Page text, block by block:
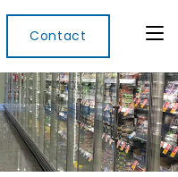
Contact
Food
Digital